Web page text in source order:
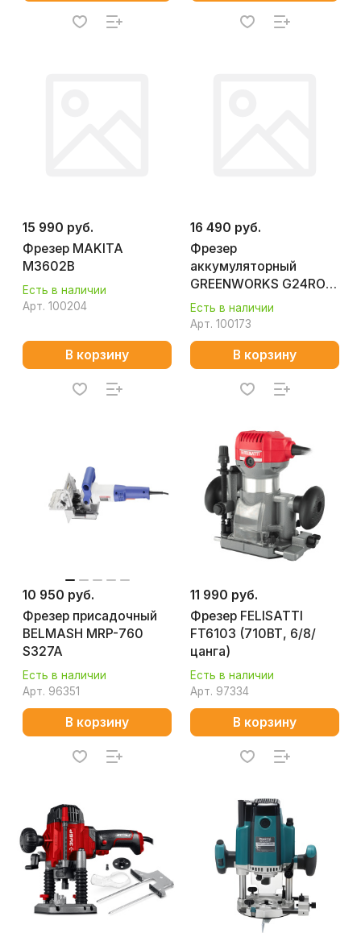
15 990 руб.
Фрезер MAKITA
M3602B
Есть в наличии
Арт. 100204
В корзину
16 490 руб.
Фрезер
аккумуляторный
GREENWORKS G24RO
3502507CUA
Есть в наличии
Арт. 100173
В корзину
10 950 руб.
Фрезер присадочный
BELMASH MRP-760
S327A
Есть в наличии
Арт. 96351
В корзину
11 990 руб.
Фрезер FELISATTI
FT6103 (710ВТ, 6/8/
цанга)
Есть в наличии
Арт. 97334
В корзину